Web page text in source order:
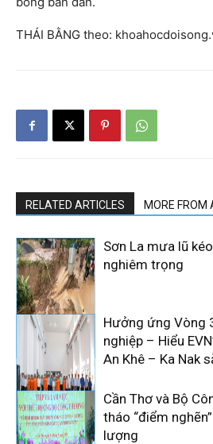
THÁI BẰNG theo:
RELATED ARTICLES MORE FROM
Sơn La mưa lũ
nghiêm trọng
Hưởng ứng Vòng
nghiệp – Hiểu
An Khê – Ka Nak
Cần Thơ và Bộ
tháo “điểm
lượng